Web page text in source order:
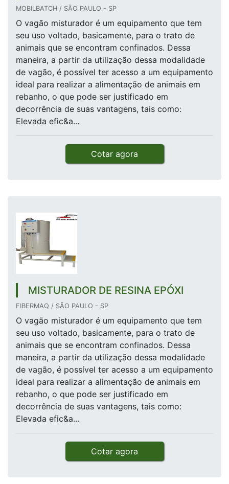
MOBILBATCH / SÃO PAULO - SP
O vagão misturador é um equipamento que tem
seu uso voltado, basicamente, para o trato de
animais que se encontram confinados. Dessa
maneira, a partir da utilização dessa modalidade
de vagão, é possível ter acesso a um equipamento
ideal para realizar a alimentação de animais em
rebanho, o que pode ser justificado em
decorrência de suas vantagens, tais como:
Elevada efic&a...
Cotar agora
MISTURADOR DE RESINA EPÓXI
FIBERMAQ / SÃO PAULO - SP
O vagão misturador é um equipamento que tem
seu uso voltado, basicamente, para o trato de
animais que se encontram confinados. Dessa
maneira, a partir da utilização dessa modalidade
de vagão, é possível ter acesso a um equipamento
ideal para realizar a alimentação de animais em
rebanho, o que pode ser justificado em
decorrência de suas vantagens, tais como:
Elevada efic&a...
Cotar agora